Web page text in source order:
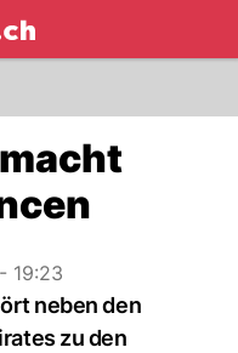
NAU.ch
19:23
neben den
zu den